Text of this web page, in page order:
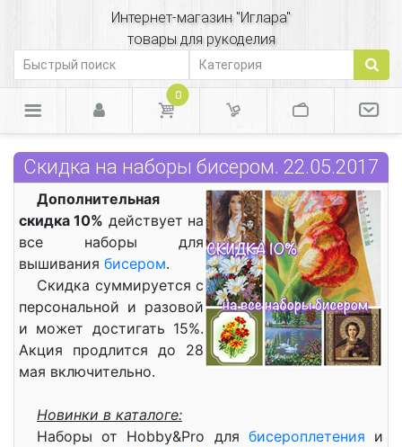
Интернет-магазин "Иглара"
товары для рукоделия
0
Скидка на наборы бисером. 22.05.2017
Дополнительная
скидка 10% действует на
все наборы для
вышивания бисером.
Скидка суммируется с
персональной и разовой
и может достигать 15%.
Акция продлится до 28
мая включительно.
Новинки в каталоге:
Наборы от Hobby&Pro для бисероплетения и